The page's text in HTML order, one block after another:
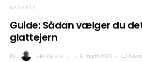
GADGETS
Guide: Sådan vælger du
glattejern
By FREDERIK J. 6. marts 2023 No